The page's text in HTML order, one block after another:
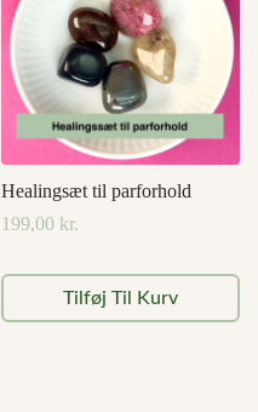
Healingsæt til parforhold
199,00 kr.
Tilføj Til Kurv